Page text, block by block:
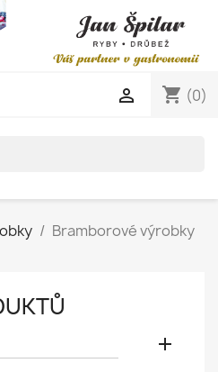
shopping_cart (0)

Bramborové výrobky
